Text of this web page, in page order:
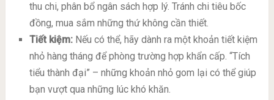
thu chi, phân bổ ngân sách hợp lý. Tránh chi tiêu bốc
đồng, mua sắm những thứ không cần thiết.
Tiết kiệm:Nếu có thể, hãy dành ra một khoản tiết kiệm
nhỏ hàng tháng để phòng trường hợp khẩn cấp. “Tích
tiểu thành đại” – những khoản nhỏ gom lại có thể giúp
bạn vượt qua những lúc khó khăn.